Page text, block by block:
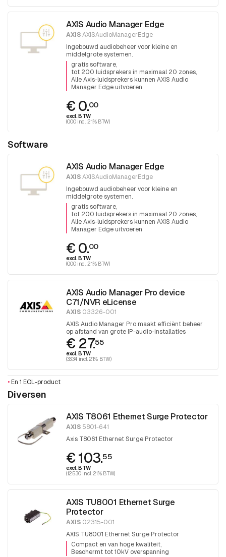
AXIS Audio Manager Edge
AXISAXISAudioManagerEdge
Ingebouwd audiobeheer voor kleine en
middelgrote systemen.
gratis software
tot 200 luidsprekers in maximaal 20 zones
Alle Axis-luidsprekers kunnen AXIS Audio
Manager Edge uitvoeren
€ 0.00
excl. BTW
(0.00 incl. 21% BTW)
Software
AXIS Audio Manager Edge
AXISAXISAudioManagerEdge
Ingebouwd audiobeheer voor kleine en
middelgrote systemen.
gratis software
tot 200 luidsprekers in maximaal 20 zones
Alle Axis-luidsprekers kunnen AXIS Audio
Manager Edge uitvoeren
€ 0.00
excl. BTW
(0.00 incl. 21% BTW)
AXIS Audio Manager Pro device
C71/NVR eLicense
AXIS 03326-001
AXIS Audio Manager Pro maakt efficiënt beheer
op afstand van grote IP-audio-installaties
mogelijk. Geldig voor één (1)
netwerkaudioapparaat.
€ 27.55
excl. BTW
(33.34 incl. 21% BTW)
• En 1 EOL-product
Diversen
AXIS T8061 Ethernet Surge Protector
AXIS 5801-641
Axis T8061 Ethernet Surge Protector
€ 103.55
excl. BTW
(125.30 incl. 21% BTW)
AXIS TU8001 Ethernet Surge
Protector
AXIS 02315-001
AXIS TU8001 Ethernet Surge Protector
Compact en van hoge kwaliteit
Beschermt tot 10kV overspanning